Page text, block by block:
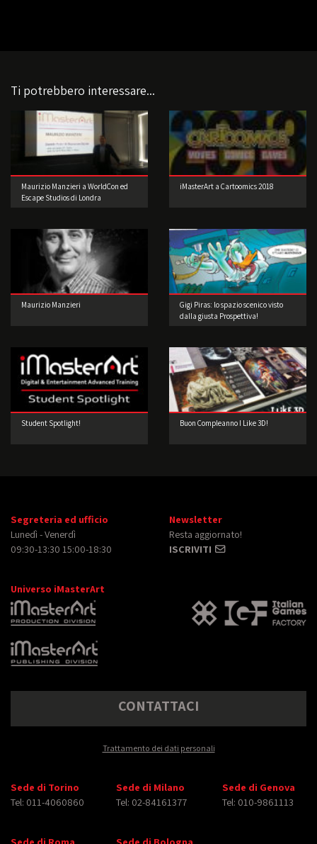
Ti potrebbero interessare...
Maurizio Manzieri a WorldCon ed
Escape Studios di Londra
iMasterArt a Cartoomics 2018
Maurizio Manzieri
Gigi Piras: lo spazio scenico visto
dalla giusta Prospettiva!
Student Spotlight! Buon Compleanno I Like 3D!
Segreteria ed ufficio
Lunedì - Venerdì
09:30-13:30 15:00-18:30
Newsletter
Resta aggiornato!
ISCRIVITI
Universo iMasterArt
CONTATTACI
Trattamento dei dati personali
Sede di Torino
Tel: 011-4060860
Sede di Milano
Tel: 02-84161377
Sede di Genova
Tel: 010-9861113
Sede di Roma Sede di Bologna